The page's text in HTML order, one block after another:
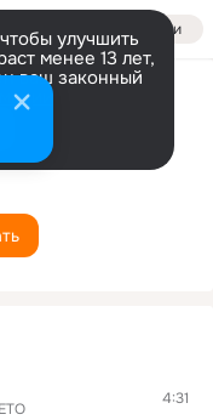
Войти
улучшить
менее 13 лет,
ваш законный
4:31